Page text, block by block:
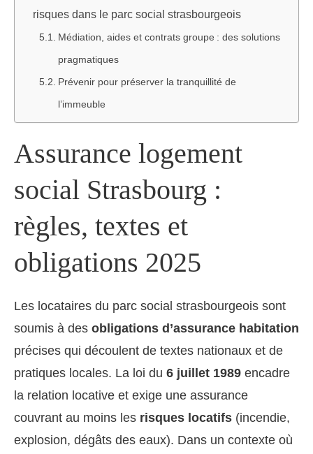
risques dans le parc social strasbourgeois
Médiation, aides et contrats groupe : des solutions
pragmatiques
Prévenir pour préserver la tranquillité de
l’immeuble
Assurance logement
social Strasbourg :
règles, textes et
obligations 2025
Les locataires du parc social strasbourgeois sont
soumis à des obligations d’assurance habitation
précises qui découlent de textes nationaux et de
pratiques locales. La loi du 6 juillet 1989 encadre
la relation locative et exige une assurance
couvrant au moins les risques locatifs (incendie,
explosion, dégâts des eaux). Dans un contexte où